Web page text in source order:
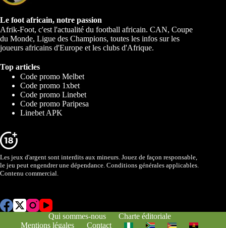
Le foot africain, notre passion
Afrik-Foot, c'est l'actualité du football africain. CAN, Coupe
du Monde, Ligue des Champions, toutes les infos sur les
joueurs africains d'Europe et les clubs d'Afrique.
Top articles
Code promo Melbet
Code promo 1xbet
Code promo Linebet
Code promo Paripesa
Linebet APK
Les jeux d'argent sont interdits aux mineurs. Jouez de façon responsable,
le jeu peut engendrer une dépendance. Conditions générales applicables.
Contenu commercial.
Qui sommes-nous
Charte éditoriale
Mentions légales
Contact